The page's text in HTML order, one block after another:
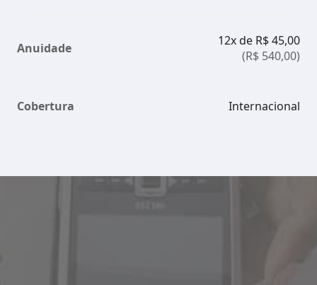
Anuidade
12x de R$ 45,00
(R$ 540,00)
Cobertura Internacional